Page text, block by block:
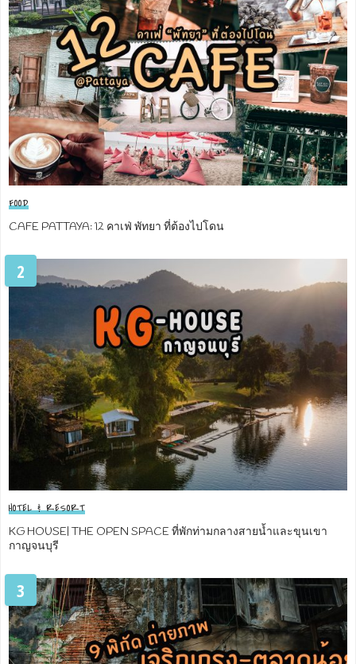
FOOD
CAFE PATTAYA: 12 คาเฟ่ พัทยา ที่ต้องไปโดน
2
HOTEL & RESORT
KG HOUSE| THE OPEN SPACE ที่พักท่ามกลางสายน้ำและขุนเขา
กาญจนบุรี
3